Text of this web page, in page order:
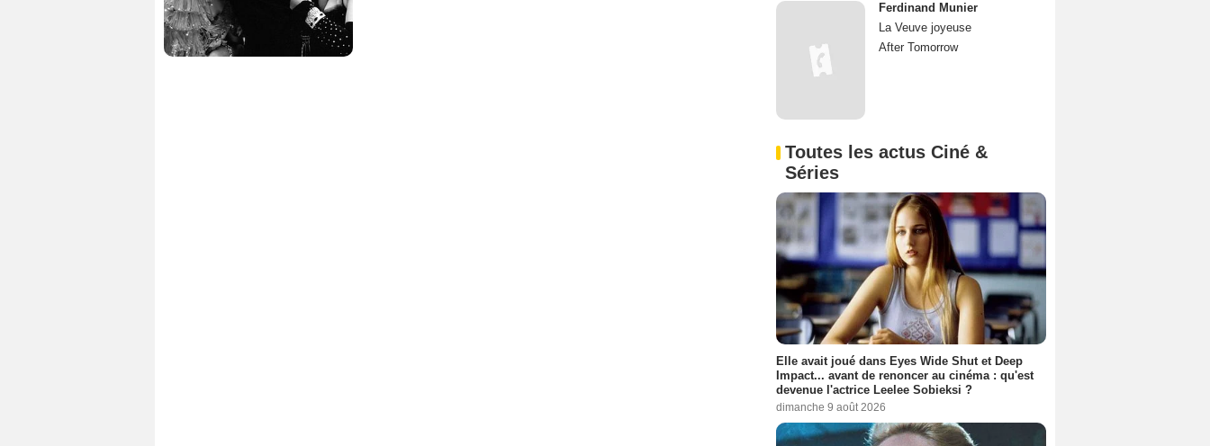
Ferdinand Munier
La Veuve joyeuse
After Tomorrow
Toutes les actus Ciné &
Séries
Elle avait joué dans Eyes Wide Shut et Deep
Impact... avant de renoncer au cinéma : qu'est
devenue l'actrice Leelee Sobieksi ?
dimanche 9 août 2026